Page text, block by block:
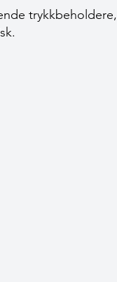
trykkbeholdere,